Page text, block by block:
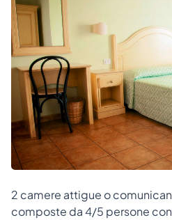
2 camere attigue o
composte da 4/5 persone